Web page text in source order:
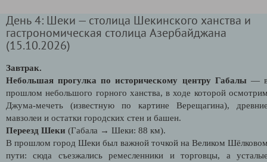
День 4: Шеки — столица Шекинского ханства и
гастрономическая столица Азербайджана
(15.10.2026)
Завтрак.
Небольшая прогулка по историческому центру Габалы —
прошлом небольшого горного ханства, в ходе которой
Джума-мечеть (известную по картине Верещагина),
мавзолеи и остатки городских стен и башен.
Переезд Шеки (Габала → Шеки: 88 км).
В прошлом город Шеки был важной точкой на Великом
пути: сюда съезжались ремесленники и торговцы, а